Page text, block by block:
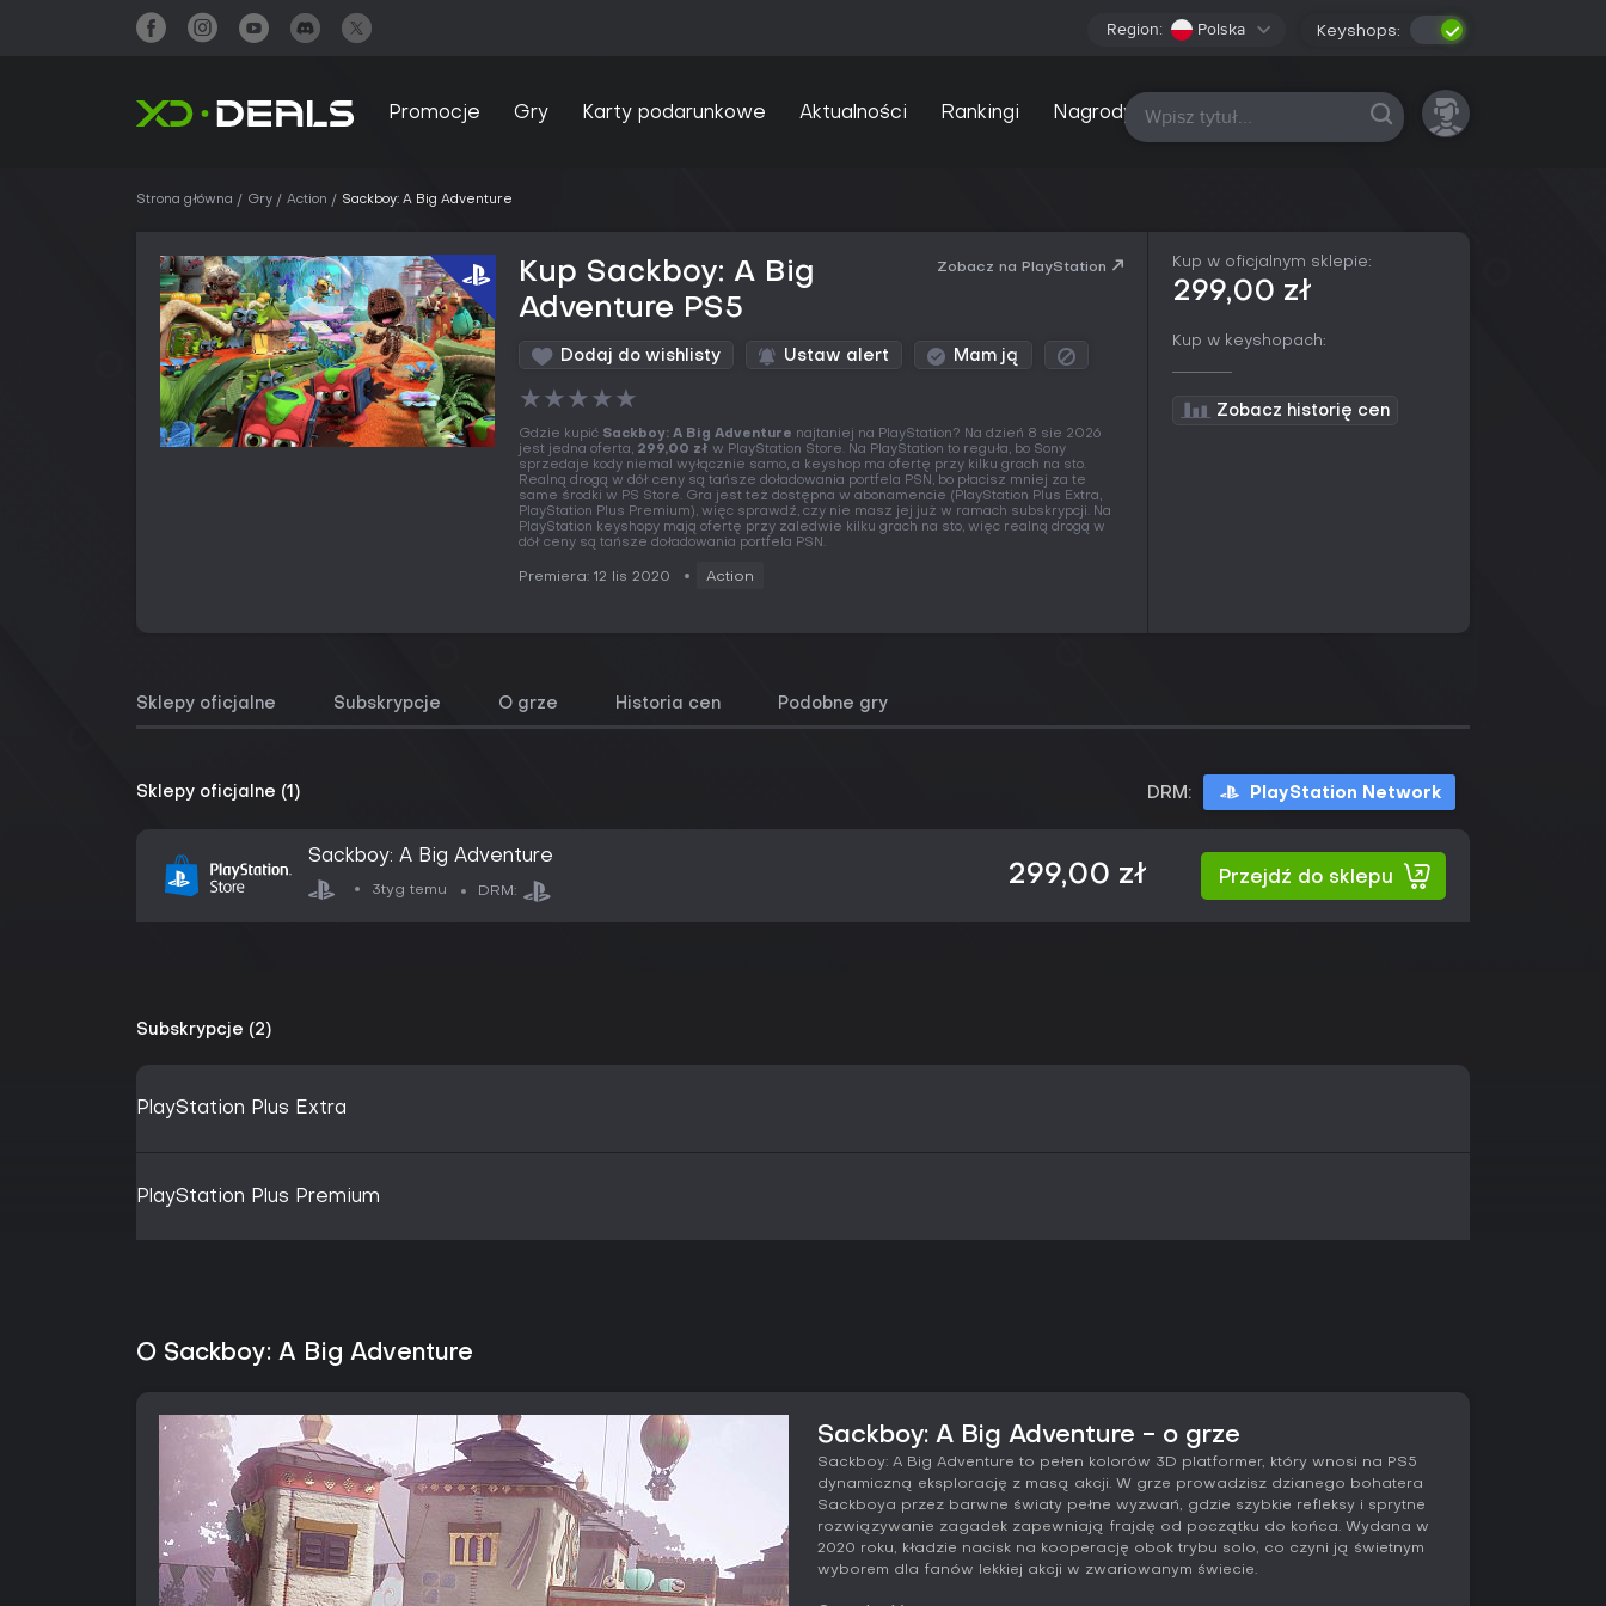
Region: Polska Keyshops:
Promocje Gry Karty podarunkowe Aktualności Rankingi Nagrody Wszystkie platformy
Strona główna Gry Action Sackboy: A Big Adventure
Kup Sackboy: A Big
Adventure PS5
Zobacz na PlayStation
Dodaj do wishlisty Ustaw alert Mam ją
★★★★★
Gdzie kupić Sackboy: A Big Adventure najtaniej na PlayStation? Na dzień 8 sie 2026
jest jedna oferta, 299,00 zł w PlayStation Store. Na PlayStation to reguła, bo Sony
sprzedaje kody niemal wyłącznie samo, a keyshop ma ofertę przy kilku grach na sto.
Realną drogą w dół ceny są tańsze doładowania portfela PSN, bo płacisz mniej za te
same środki w PS Store. Gra jest też dostępna w abonamencie (PlayStation Plus Extra,
PlayStation Plus Premium), więc sprawdź, czy nie masz jej już w ramach subskrypcji. Na
PlayStation keyshopy mają ofertę przy zaledwie kilku grach na sto, więc realną drogą w
dół ceny są tańsze doładowania portfela PSN.
Premiera: 12 lis 2020 Action
Kup w oficjalnym sklepie:
299,00 zł
Kup w keyshopach:
Zobacz historię cen
Sklepy oficjalne Subskrypcje O grze Historia cen Podobne gry
Sklepy oficjalne (1) DRM: PlayStation Network
Sackboy: A Big Adventure
3tyg temu DRM:
299,00 zł Przejdź do sklepu
Subskrypcje (2)
PlayStation Plus Extra
PlayStation Plus Premium
O Sackboy: A Big Adventure
Sackboy: A Big Adventure - o grze
Sackboy: A Big Adventure to pełen kolorów 3D platformer, który wnosi na PS5
dynamiczną eksplorację z masą akcji. W grze prowadzisz dzianego bohatera
Sackboya przez barwne światy pełne wyzwań, gdzie szybkie refleksy i sprytne
rozwiązywanie zagadek zapewniają frajdę od początku do końca. Wydana w
2020 roku, kładzie nacisk na kooperację obok trybu solo, co czyni ją świetnym
wyborem dla fanów lekkiej akcji w zwariowanym świecie.